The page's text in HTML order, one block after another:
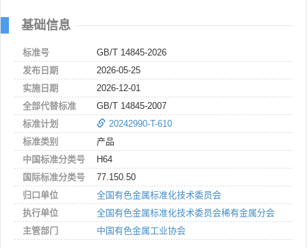
基础信息
标准号
GB/T 14845-2026
发布日期
2026-05-25
实施日期
2026-12-01
全部代替标准
GB/T 14845-2007
标准计划
20242990-T-610
标准类别
产品
中国标准分类号
H64
国际标准分类号
77.150.50
归口单位
全国有色金属标准化技术委员会
执行单位
全国有色金属标准化技术委员会稀有金属分会
主管部门
中国有色金属工业协会